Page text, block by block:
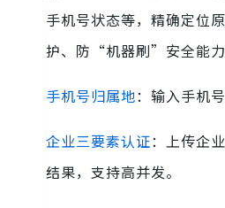
手机号状态等，精确定位
护、防“机器刷”安全能力
手机号归属地：输入手机
企业三要素认证：上传企
结果，支持高并发。